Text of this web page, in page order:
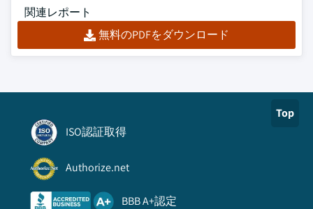
関連レポート
無料のPDFをダウンロード
Top
ISO認証取得
Authorize.net
BBB A+認定